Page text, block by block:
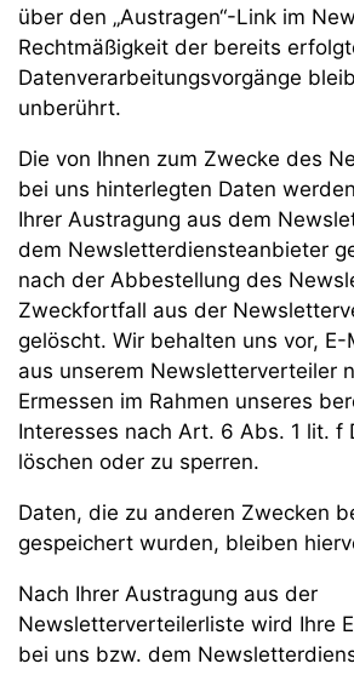
über den „Austragen“-Link im
Rechtmäßigkeit der bereits
Datenverarbeitungsvorgänge
unberührt.
Die von Ihnen zum Zwecke des
bei uns hinterlegten Daten
Ihrer Austragung aus dem
dem Newsletterdiensteanbieter
nach der Abbestellung des
Zweckfortfall aus der
gelöscht. Wir behalten uns vor,
aus unserem Newsletterverteiler
Ermessen im Rahmen unseres
Interesses nach Art. 6 Abs. 1 lit. f
löschen oder zu sperren.
Daten, die zu anderen Zwecken
gespeichert wurden, bleiben
Nach Ihrer Austragung aus der
Newsletterverteilerliste wird Ihre
bei uns bzw. dem